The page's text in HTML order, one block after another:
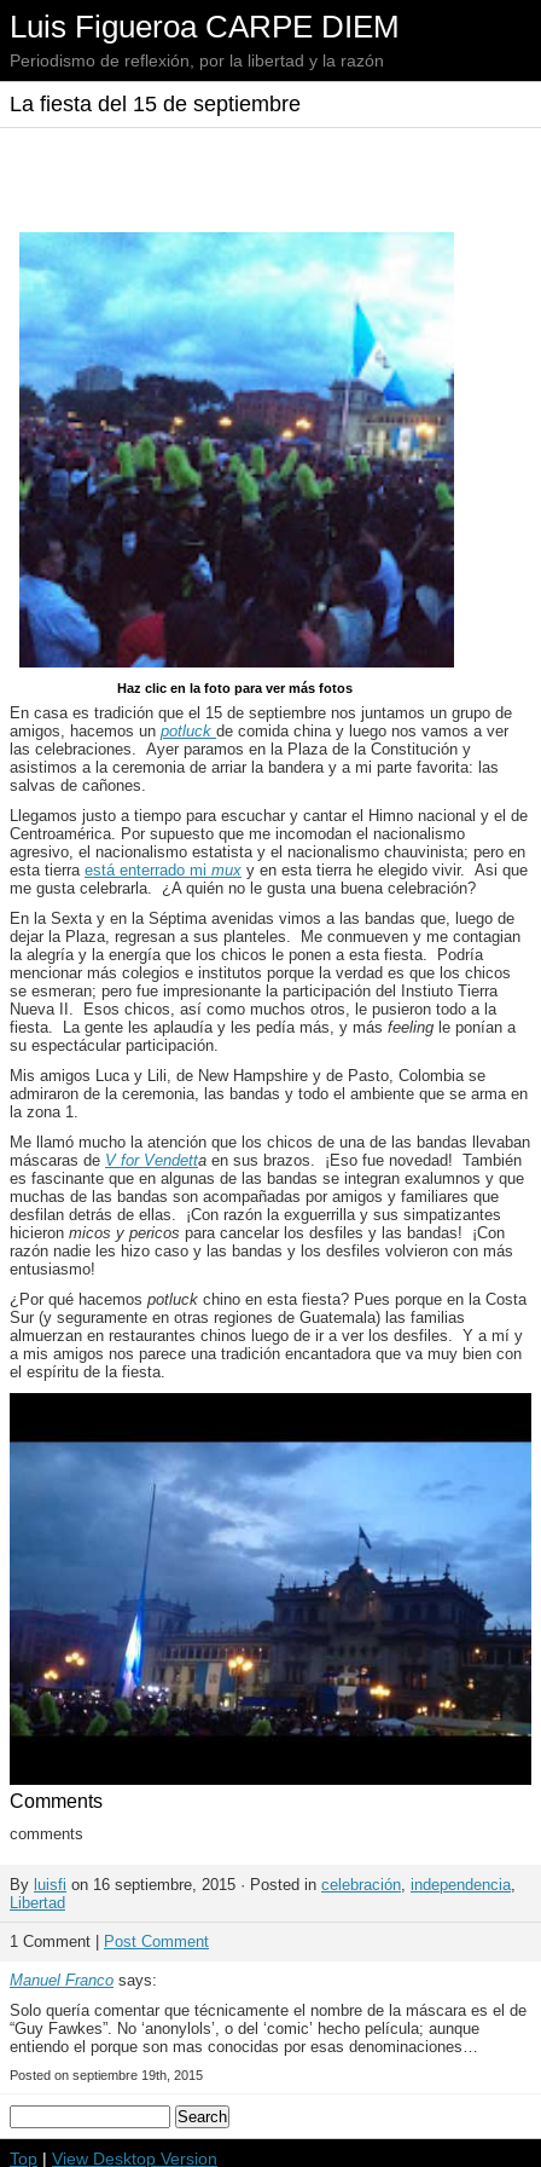
Luis Figueroa CARPE DIEM
Periodismo de reflexión, por la libertad y la razón
La fiesta del 15 de septiembre
Haz clic en la foto para ver más fotos
En casa es tradición que el 15 de septiembre nos juntamos un grupo de
amigos, hacemos un potluck de comida china y luego nos vamos a ver
las celebraciones. Ayer paramos en la Plaza de la Constitución y
asistimos a la ceremonia de arriar la bandera y a mi parte favorita: las
salvas de cañones.
Llegamos justo a tiempo para escuchar y cantar el Himno nacional y el de
Centroamérica. Por supuesto que me incomodan el nacionalismo
agresivo, el nacionalismo estatista y el nacionalismo chauvinista; pero en
esta tierra está enterrado mi mux y en esta tierra he elegido vivir. Asi que
me gusta celebrarla. ¿A quién no le gusta una buena celebración?
En la Sexta y en la Séptima avenidas vimos a las bandas que, luego de
dejar la Plaza, regresan a sus planteles. Me conmueven y me contagian
la alegría y la energía que los chicos le ponen a esta fiesta. Podría
mencionar más colegios e institutos porque la verdad es que los chicos
se esmeran; pero fue impresionante la participación del Instiuto Tierra
Nueva II. Esos chicos, así como muchos otros, le pusieron todo a la
fiesta. La gente les aplaudía y les pedía más, y más feeling le ponían a
su espectácular participación.
Mis amigos Luca y Lili, de New Hampshire y de Pasto, Colombia se
admiraron de la ceremonia, las bandas y todo el ambiente que se arma en
la zona 1.
Me llamó mucho la atención que los chicos de una de las bandas llevaban
máscaras de V for Vendetta en sus brazos. ¡Eso fue novedad! También
es fascinante que en algunas de las bandas se integran exalumnos y que
muchas de las bandas son acompañadas por amigos y familiares que
desfilan detrás de ellas. ¡Con razón la exguerrilla y sus simpatizantes
hicieron micos y pericos para cancelar los desfiles y las bandas! ¡Con
razón nadie les hizo caso y las bandas y los desfiles volvieron con más
entusiasmo!
¿Por qué hacemos potluck chino en esta fiesta? Pues porque en la Costa
Sur (y seguramente en otras regiones de Guatemala) las familias
almuerzan en restaurantes chinos luego de ir a ver los desfiles. Y a mí y
a mis amigos nos parece una tradición encantadora que va muy bien con
el espíritu de la fiesta.
Comments
comments
By luisfi on 16 septiembre, 2015 · Posted in celebración, independencia,
Libertad
1 Comment | Post Comment
Manuel Franco says:
Solo quería comentar que técnicamente el nombre de la máscara es el de
“Guy Fawkes”. No ‘anonylols’, o del ‘comic’ hecho película; aunque
entiendo el porque son mas conocidas por esas denominaciones…
Posted on septiembre 19th, 2015
Top | View Desktop Version